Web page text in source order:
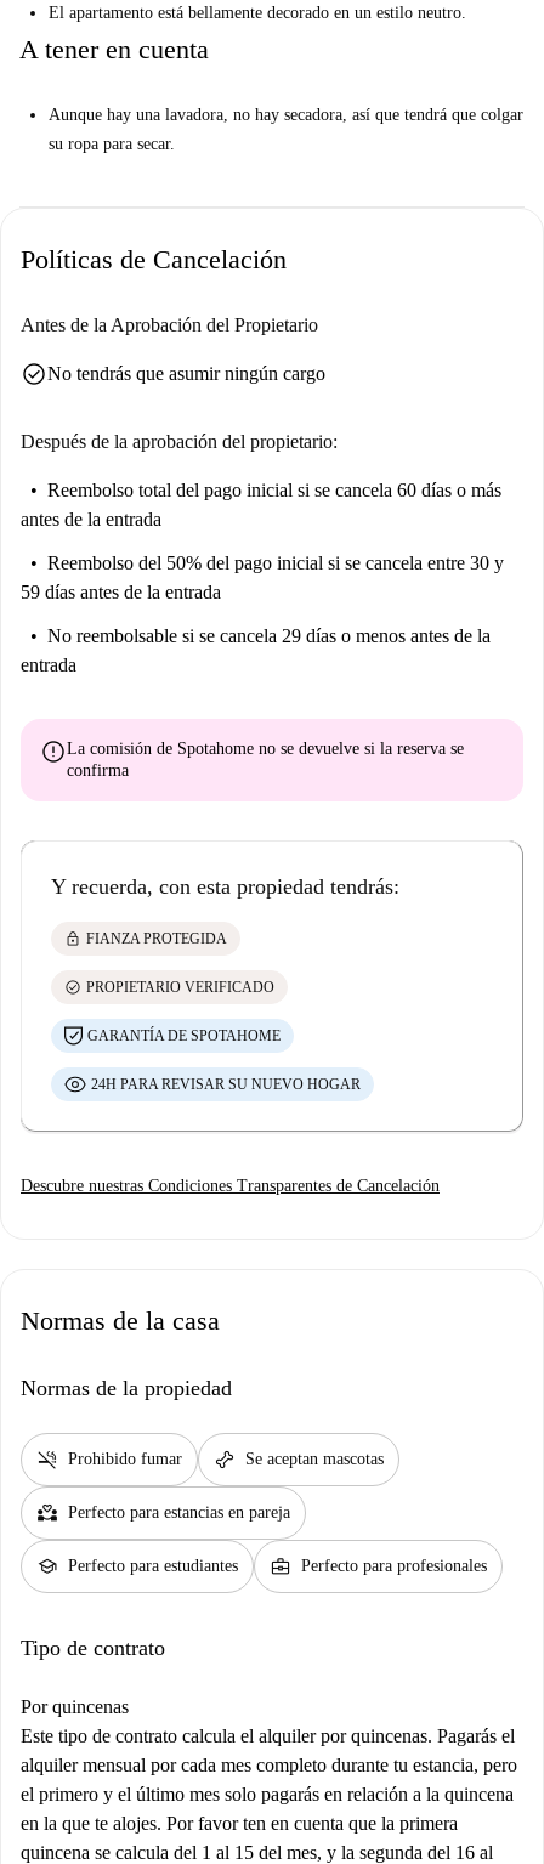
El apartamento está bellamente decorado en un estilo neutro.
A tener en cuenta
Aunque hay una lavadora, no hay secadora, así que tendrá que colgar
su ropa para secar.
Políticas de Cancelación
Antes de la Aprobación del Propietario
check_circleNo tendrás que asumir ningún cargo
Después de la aprobación del propietario:
Reembolso total del pago inicial si se cancela 60 días o más
antes de la entrada
Reembolso del 50% del pago inicial si se cancela entre 30 y
59 días antes de la entrada
No reembolsable si se cancela 29 días o menos antes de la
entrada
errorLa comisión de Spotahome no se devuelve si la reserva se
confirma
Y recuerda, con esta propiedad tendrás:
lock FIANZA PROTEGIDA
check_circle PROPIETARIO VERIFICADO
GARANTÍA DE SPOTAHOME
24H PARA REVISAR SU NUEVO HOGAR
Descubre nuestras Condiciones Transparentes de Cancelación
Normas de la casa
Normas de la propiedad
smoke_free Prohibido fumar pet_supplies Se aceptan mascotas
partner_heart Perfecto para estancias en pareja
school Perfecto para estudiantes business_center Perfecto para profesionales
Tipo de contrato
Por quincenas
Este tipo de contrato calcula el alquiler por quincenas. Pagarás el
alquiler mensual por cada mes completo durante tu estancia, pero
el primero y el último mes solo pagarás en relación a la quincena
en la que te alojes. Por favor ten en cuenta que la primera
quincena se calcula del 1 al 15 del mes, y la segunda del 16 al